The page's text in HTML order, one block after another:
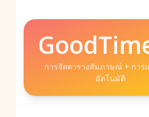
การจัดตารางสัมภาษณ์ + การ
อัตโนมัติ